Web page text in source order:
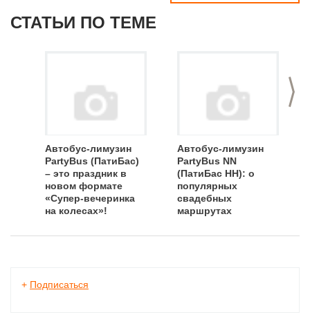
СТАТЬИ ПО ТЕМЕ
>
Автобус-лимузин
PartyBus (ПатиБас)
– это праздник в
новом формате
«Супер-вечеринка
на колесах»!
Автобус-лимузин
PartyBus NN
(ПатиБас НН): о
популярных
свадебных
маршрутах
+ Подписаться